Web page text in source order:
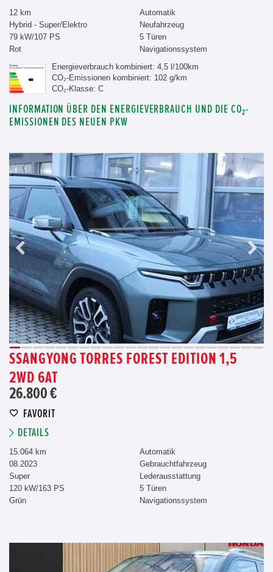
12 km
Hybrid - Super/Elektro
79 kW/107 PS
Rot
Automatik
Neufahrzeug
5 Türen
Navigationssystem
Energieverbrauch kombiniert: 4,5 l/100km
CO₂-Emissionen kombiniert: 102 g/km
CO₂-Klasse: C
INFORMATION ÜBER DEN ENERGIEVERBRAUCH UND DIE CO₂-
EMISSIONEN DES NEUEN PKW
SSANGYONG TORRES FOREST EDITION 1,5
2WD 6AT
26.800 €
FAVORIT
DETAILS
15.064 km
08.2023
Super
120 kW/163 PS
Grün
Automatik
Gebrauchtfahrzeug
Lederausstattung
5 Türen
Navigationssystem